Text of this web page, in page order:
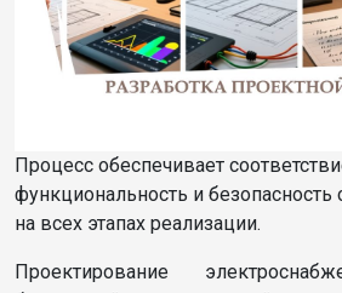
Процесс обеспечивает
функциональность и
на всех этапах реализации.
Проектирование